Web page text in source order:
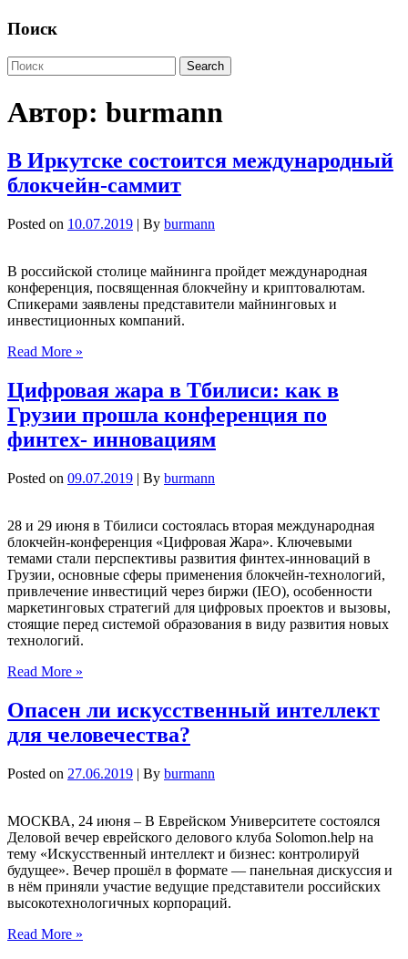
Поиск
Автор: burmann
В Иркутске состоится международный
блокчейн-саммит
Posted on 10.07.2019 | By burmann
В российской столице майнинга пройдет международная
конференция, посвященная блокчейну и криптовалютам.
Спикерами заявлены представители майнинговых и
инвестиционных компаний.
Read More »
Цифровая жара в Тбилиси: как в
Грузии прошла конференция по
финтех- инновациям
Posted on 09.07.2019 | By burmann
28 и 29 июня в Тбилиси состоялась вторая международная
блокчейн-конференция «Цифровая Жара». Ключевыми
темами стали перспективы развития финтех-инноваций в
Грузии, основные сферы применения блокчейн-технологий,
привлечение инвестиций через биржи (IEO), особенности
маркетинговых стратегий для цифровых проектов и вызовы,
стоящие перед системой образования в виду развития новых
технологий.
Read More »
Опасен ли искусственный интеллект
для человечества?
Posted on 27.06.2019 | By burmann
МОСКВА, 24 июня – В Еврейском Университете состоялся
Деловой вечер еврейского делового клуба Solomon.help на
тему «Искусственный интеллект и бизнес: контролируй
будущее». Вечер прошёл в формате — панельная дискуссия и
в нём приняли участие ведущие представители российских
высокотехнологичных корпораций.
Read More »